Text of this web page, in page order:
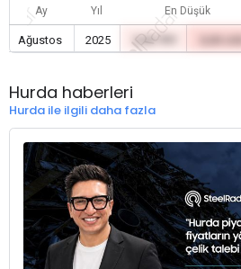
Ay Yıl En Düşük
Ağustos 2025 0,00 TRY
Hurda haberleri
Hurda ile ilgili daha fazla